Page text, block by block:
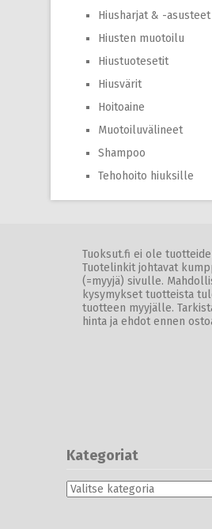
Hiusharjat & -asusteet
Hiusten muotoilu
Hiustuotesetit
Hiusvärit
Hoitoaine
Muotoiluvälineet
Shampoo
Tehohoito hiuksille
Tuoksut.fi ei ole
Tuotelinkit johtavat
(=myyjä) sivulle.
kysymykset tuotteista
tuotteen myyjälle.
hinta ja ehdot ennen
Kategoriat
Kategoriat